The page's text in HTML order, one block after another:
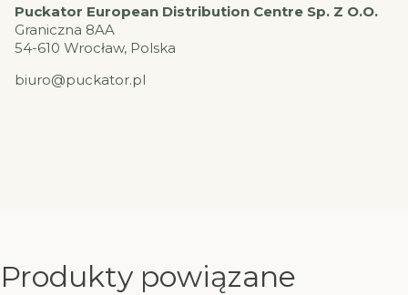
Puckator European Distribution Centre Sp. Z O.O.
Graniczna 8AA
54-610 Wrocław, Polska
biuro@puckator.pl
Produkty powiązane